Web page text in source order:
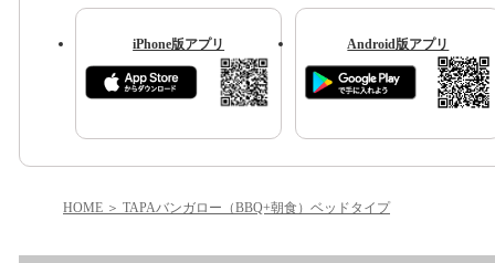
iPhone版アプリ Android版アプリ
HOME TAPAバンガロー（BBQ+朝食）ベッドタイプ